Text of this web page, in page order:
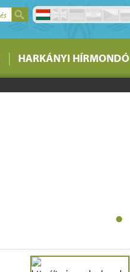
HARKÁNYI HÍRMONDÓ
piacon lévő